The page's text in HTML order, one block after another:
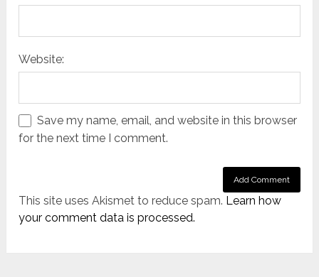
Website:
Save my name, email, and website in this browser
for the next time I comment.
This site uses Akismet to reduce spam. Learn how
your comment data is processed.